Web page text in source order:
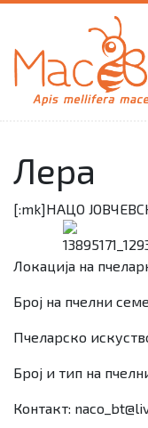
Лера
[:mk]НАЦО
Локација на
Број на пчелни
Пчеларско
Број и тип на
Контакт: naco_bt